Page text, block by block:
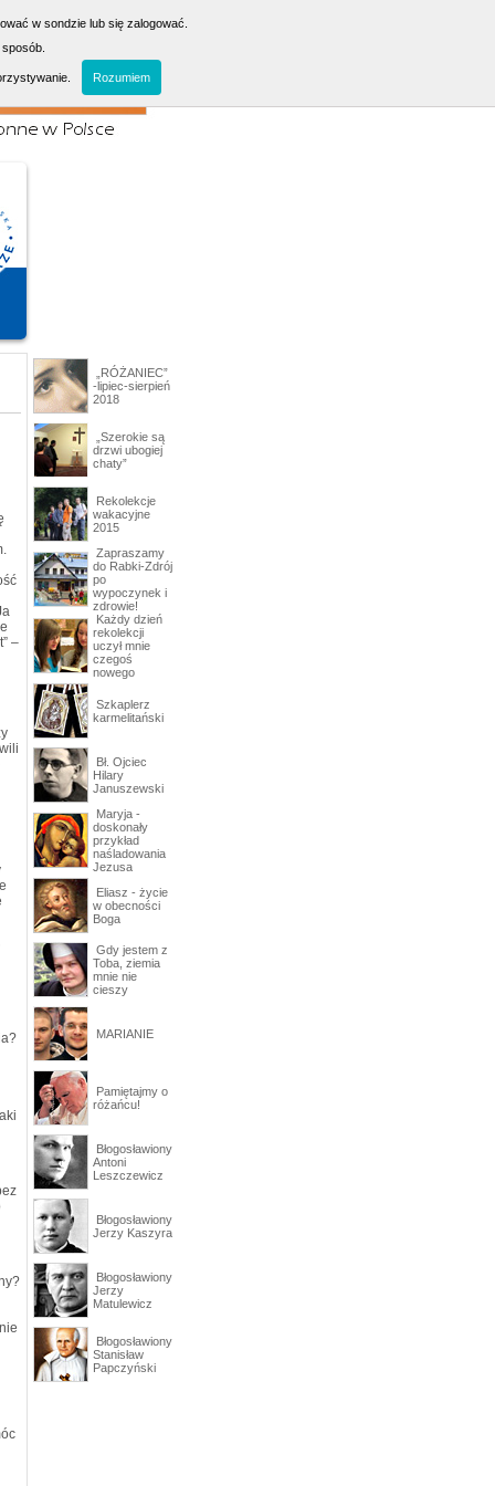
–
„RÓŻANIEC”
-lipiec-sierpień
2018
„Szerokie są
drzwi ubogiej
chaty”
Rekolekcje
wakacyjne
2015
Zapraszamy
do Rabki-Zdrój
po
wypoczynek i
zdrowie!
Każdy dzień
rekolekcji
uczył mnie
czegoś
nowego
Szkaplerz
karmelitański
Bł. Ojciec
Hilary
Januszewski
Maryja -
doskonały
przykład
naśladowania
Jezusa
Eliasz - życie
w obecności
Boga
Gdy jestem z
Toba, ziemia
mnie nie
cieszy
MARIANIE
Pamiętajmy o
różańcu!
Błogosławiony
Antoni
Leszczewicz
Błogosławiony
Jerzy Kaszyra
Błogosławiony
Jerzy
Matulewicz
Błogosławiony
Stanisław
Papczyński
w sondzie lub się zalogować.
Rozumiem